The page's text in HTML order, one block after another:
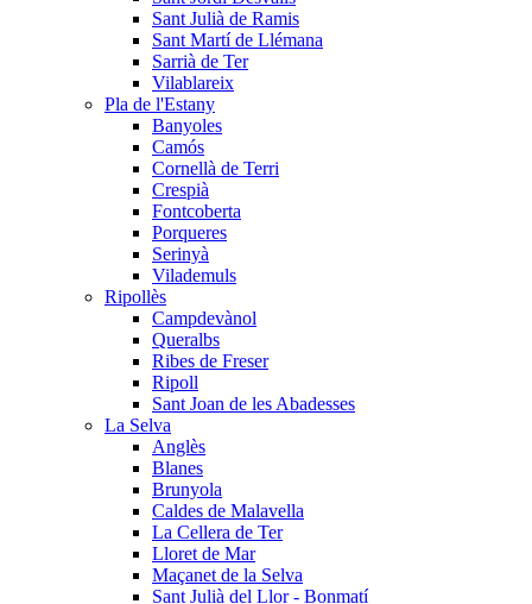
Sant Julià de Ramis
Sant Martí de Llémana
Sarrià de Ter
Vilablareix
Pla de l'Estany
Banyoles
Camós
Cornellà de Terri
Crespià
Fontcoberta
Porqueres
Serinyà
Vilademuls
Ripollès
Campdevànol
Queralbs
Ribes de Freser
Ripoll
Sant Joan de les Abadesses
La Selva
Anglès
Blanes
Brunyola
Caldes de Malavella
La Cellera de Ter
Lloret de Mar
Maçanet de la Selva
Sant Julià del Llor - Bonmatí